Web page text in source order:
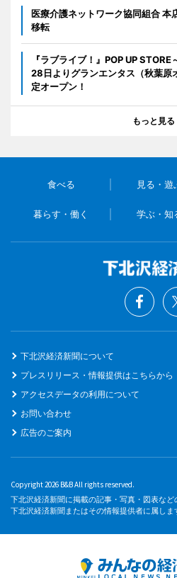
医療介護ネットワーク協同組合
移転
『ラブライブ！』POP UP
28日よりグランエンタス（秋葉原
定オープン！
もっと見る
食べる 見る・遊
暮らす・働く 学ぶ・知
下北沢経済新聞について
プレスリリース・情報提供はこちらから
アクセスデータの利用について
お問い合わせ
広告のご案内
Copyright 2026 B&B All rights reserved.
下北沢経済新聞に掲載の記事・写真・図表な
下北沢経済新聞またはその情報提供者に属しま